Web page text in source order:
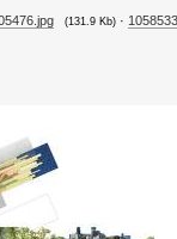
(131.9 Kb) ·